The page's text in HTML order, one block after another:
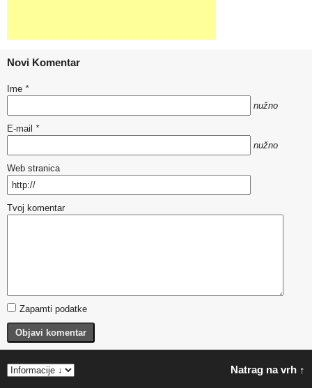
Novi Komentar
Ime *
nužno
E-mail *
nužno
Web stranica
Tvoj komentar
Zapamti podatke
Objavi komentar
Natrag na vrh ↑